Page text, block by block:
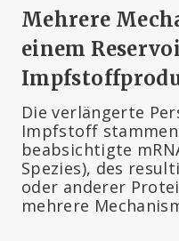
Mehrere
einem
Die verlängerte
Impfstoff
beabsichtigte
Spezies), des
oder anderer
mehrere